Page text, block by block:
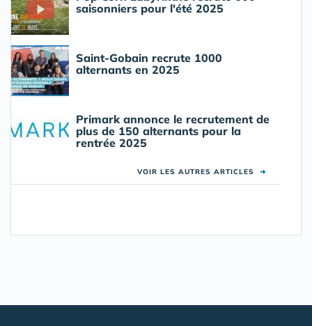
saisonniers pour l'été 2025
Saint-Gobain recrute 1000
alternants en 2025
Primark annonce le recrutement de
plus de 150 alternants pour la
rentrée 2025
VOIR LES AUTRES ARTICLES ➜